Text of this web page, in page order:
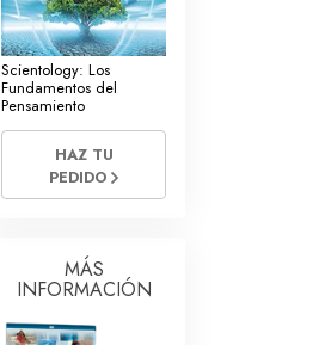
Scientology: Los
Fundamentos del
Pensamiento
HAZ TU
PEDIDO
MÁS
INFORMACIÓN